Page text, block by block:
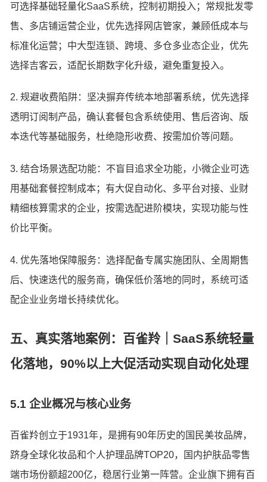
可选择基础轻量化SaaS系统，控制初期投入；常规批发零
售、多店铺运营企业，优先选择网店管家，兼顾低成本与
标准化运营；中大型连锁、跨境、多仓多业态企业，优先
选择吉客云，适配长期数字化升级，避免重复投入。
2. 规避收费陷阱：坚决摒弃传统本地部署系统，优先选择
透明订阅制产品，确认套餐包含系统使用、售后咨询、版
本迭代等基础服务，杜绝隐形收费、按需加价等问题。
3. 结合场景选配功能：不盲目追求全功能，小微企业可选
用基础套餐控制成本；有大促自动化、多平台对接、业财
精细核算需求的企业，按需选配进阶模块，实现功能与性
价比平衡。
4. 优先落地保障服务：选择配备专属实施团队、全周期售
后、快速迭代的服务商，确保低价落地的同时，系统可适
配企业业务增长持续优化。
五、真实落地案例：百雀羚｜SaaS系统轻量
化落地，90%以上大促活动实现自动化处理
5.1 企业概况与核心业务
百雀羚创立于1931年，是拥有90年历史的国民美妆品牌，
跻身全球化妆品和个人护理品牌TOP20，国内护肤品零售
端市场份额超200亿，稳居行业第一阵营。企业旗下拥有百